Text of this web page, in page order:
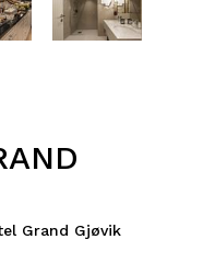
Grand Gjøvik